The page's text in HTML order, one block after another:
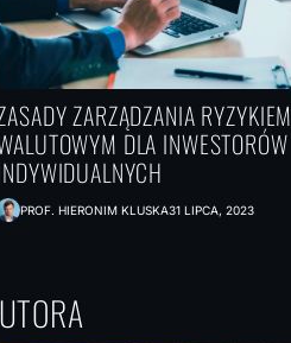
ZARZĄDZANIA RYZYKIEM
DLA INWESTORÓW
PROF. HIERONIM KLUSKA31 LIPCA, 2023